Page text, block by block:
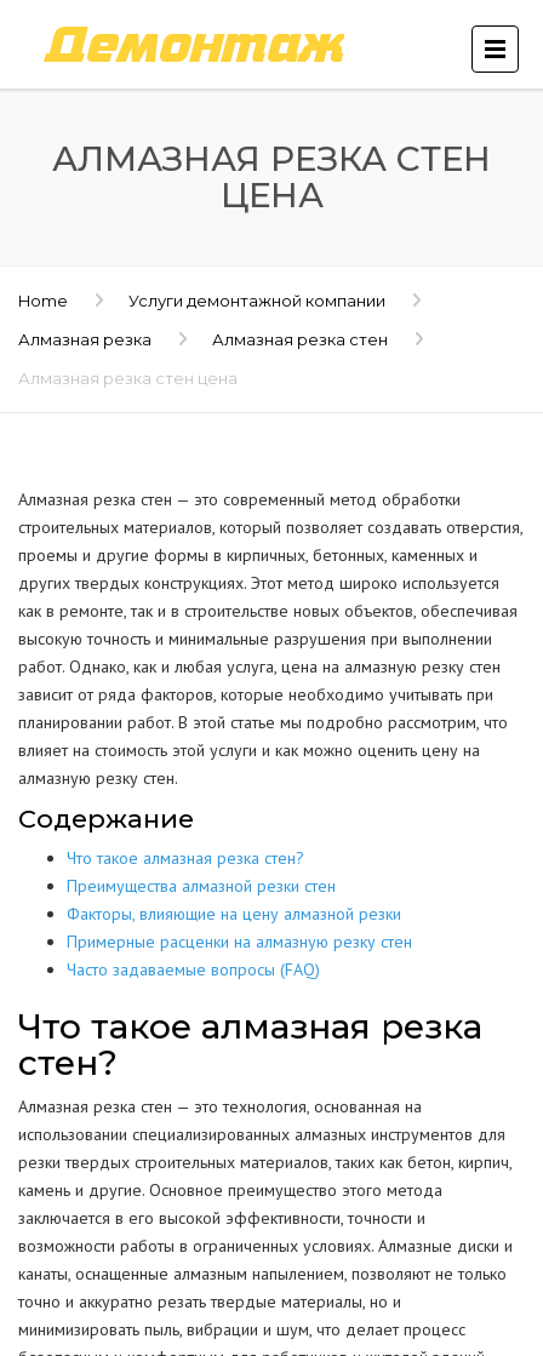
АЛМАЗНАЯ РЕЗКА СТЕН
ЦЕНА
Home
Услуги демонтажной компании
Алмазная резка
Алмазная резка стен
Алмазная резка стен цена
Алмазная резка стен — это современный метод обработки
строительных материалов, который позволяет создавать отверстия,
проемы и другие формы в кирпичных, бетонных, каменных и
других твердых конструкциях. Этот метод широко используется
как в ремонте, так и в строительстве новых объектов, обеспечивая
высокую точность и минимальные разрушения при выполнении
работ. Однако, как и любая услуга, цена на алмазную резку стен
зависит от ряда факторов, которые необходимо учитывать при
планировании работ. В этой статье мы подробно рассмотрим, что
влияет на стоимость этой услуги и как можно оценить цену на
алмазную резку стен.
Содержание
Что такое алмазная резка стен?
Преимущества алмазной резки стен
Факторы, влияющие на цену алмазной резки
Примерные расценки на алмазную резку стен
Часто задаваемые вопросы (FAQ)
Что такое алмазная резка
стен?
Алмазная резка стен — это технология, основанная на
использовании специализированных алмазных инструментов для
резки твердых строительных материалов, таких как бетон, кирпич,
камень и другие. Основное преимущество этого метода
заключается в его высокой эффективности, точности и
возможности работы в ограниченных условиях. Алмазные диски и
канаты, оснащенные алмазным напылением, позволяют не только
точно и аккуратно резать твердые материалы, но и
минимизировать пыль, вибрации и шум, что делает процесс